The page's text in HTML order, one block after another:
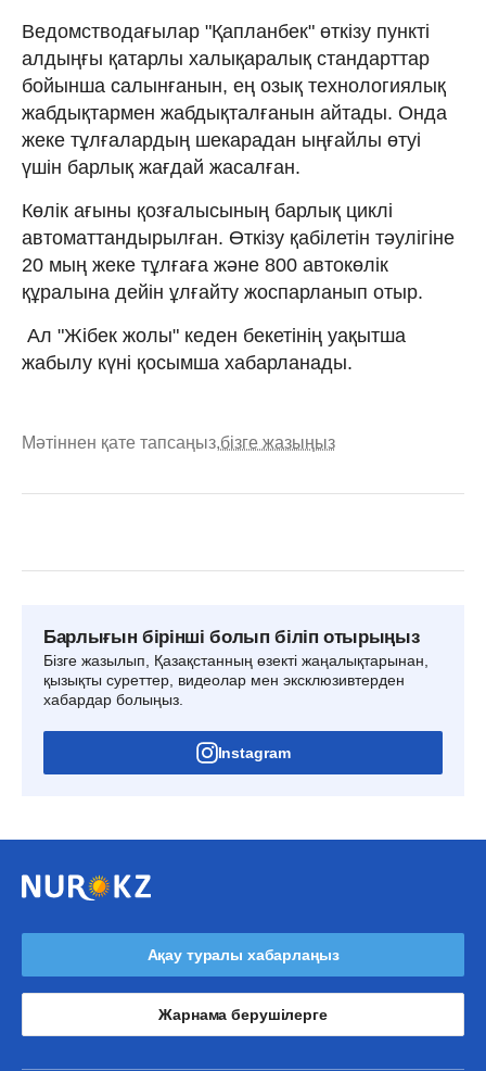
Ведомстводағылар "Қапланбек" өткізу пункті
алдыңғы қатарлы халықаралық стандарттар
бойынша салынғанын, ең озық технологиялық
жабдықтармен жабдықталғанын айтады. Онда
жеке тұлғалардың шекарадан ыңғайлы өтуі
үшін барлық жағдай жасалған.
Көлік ағыны қозғалысының барлық циклі
автоматтандырылған. Өткізу қабілетін тәулігіне
20 мың жеке тұлғаға және 800 автокөлік
құралына дейін ұлғайту жоспарланып отыр.
Ал "Жібек жолы" кеден бекетінің уақытша
жабылу күні қосымша хабарланады.
Мәтіннен қате тапсаңыз,бізге жазыңыз
Барлығын бірінші болып біліп отырыңыз
Бізге жазылып, Қазақстанның өзекті жаңалықтарынан,
қызықты суреттер, видеолар мен эксклюзивтерден
хабардар болыңыз.
Instagram
Ақау туралы хабарлаңыз
Жарнама берушілерге